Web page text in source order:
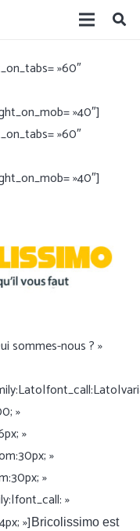
»60″
»40″]
»60″
»40″]
sommes-nous ? »
»
»
»
»
»
»] Bricolissimo est